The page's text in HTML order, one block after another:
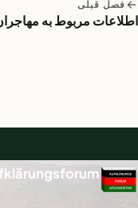
فصل قبلی
اطلاعات مربوط به